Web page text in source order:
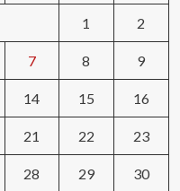
1
2
7 8 9
14 15 16
21 22 23
28 29 30